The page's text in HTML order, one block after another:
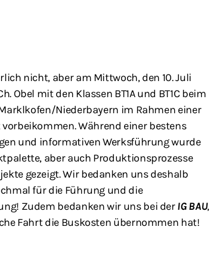
nicht, aber am Mittwoch, den 10. Juli
Obel mit den Klassen BT1A und BT1C beim
Niederbayern im Rahmen einer
Während einer bestens
und informativen Werksführung wurde
aber auch Produktionsprozesse
gezeigt. Wir bedanken uns deshalb
für die Führung und die
Zudem bedanken wir uns bei derIG BAU,
Fahrt die Buskosten übernommen hat!